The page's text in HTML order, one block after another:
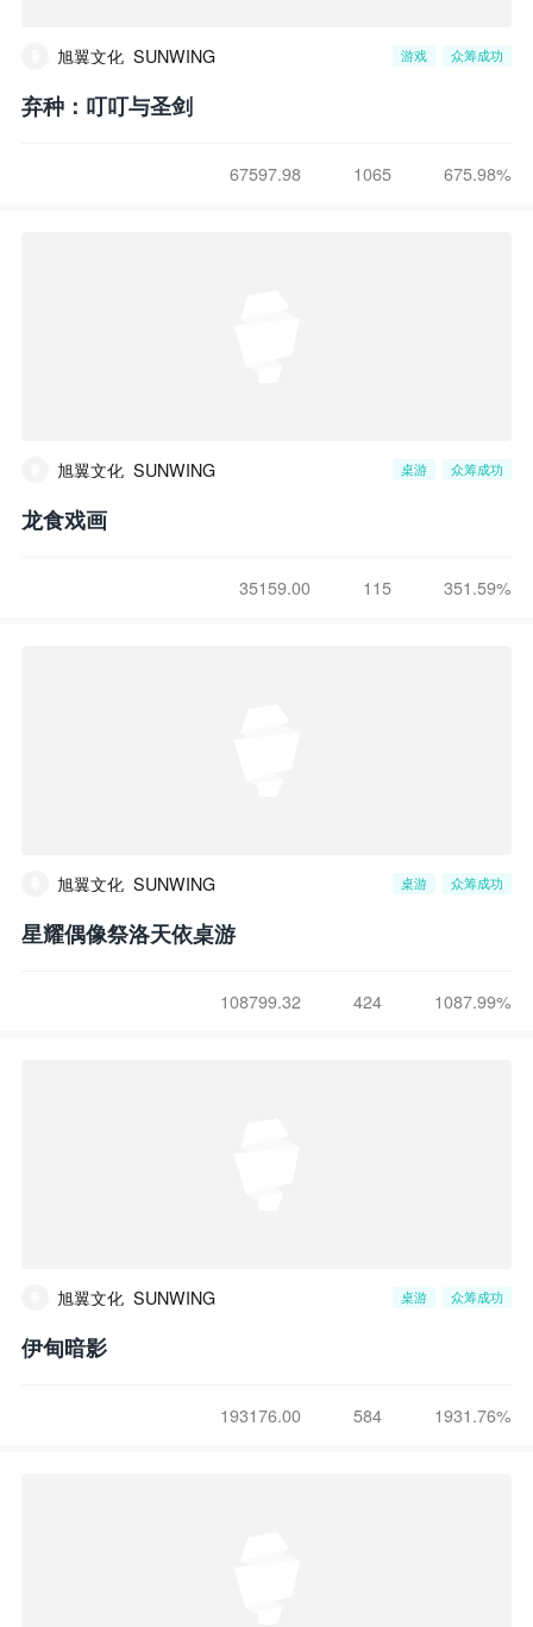
旭翼文化_SUNWING 游戏 众筹成功
弃种：叮叮与圣剑
67597.98 1065 675.98%
旭翼文化_SUNWING 桌游 众筹成功
龙食戏画
35159.00 115 351.59%
旭翼文化_SUNWING 桌游 众筹成功
星耀偶像祭洛天依桌游
108799.32 424 1087.99%
旭翼文化_SUNWING 桌游 众筹成功
伊甸暗影
193176.00 584 1931.76%